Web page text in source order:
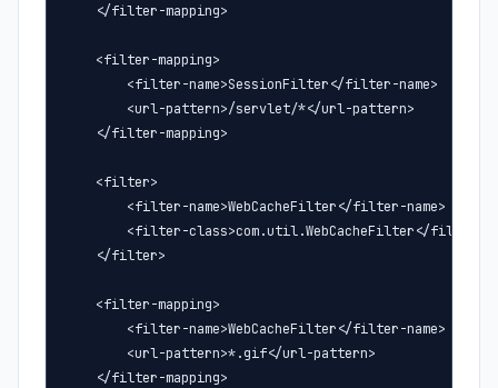
    </filter-mapping>
    <filter-mapping>
        <filter-name>SessionFilter</filter-name>
        <url-pattern>/servlet/*</url-pattern>
    </filter-mapping>
    <filter>
        <filter-name>WebCacheFilter</filter-name>
<filter-class>com.util.WebCacheFilter</filter-
    </filter>
    <filter-mapping>
        <filter-name>WebCacheFilter</filter-name>
        <url-pattern>*.gif</url-pattern>
    </filter-mapping>